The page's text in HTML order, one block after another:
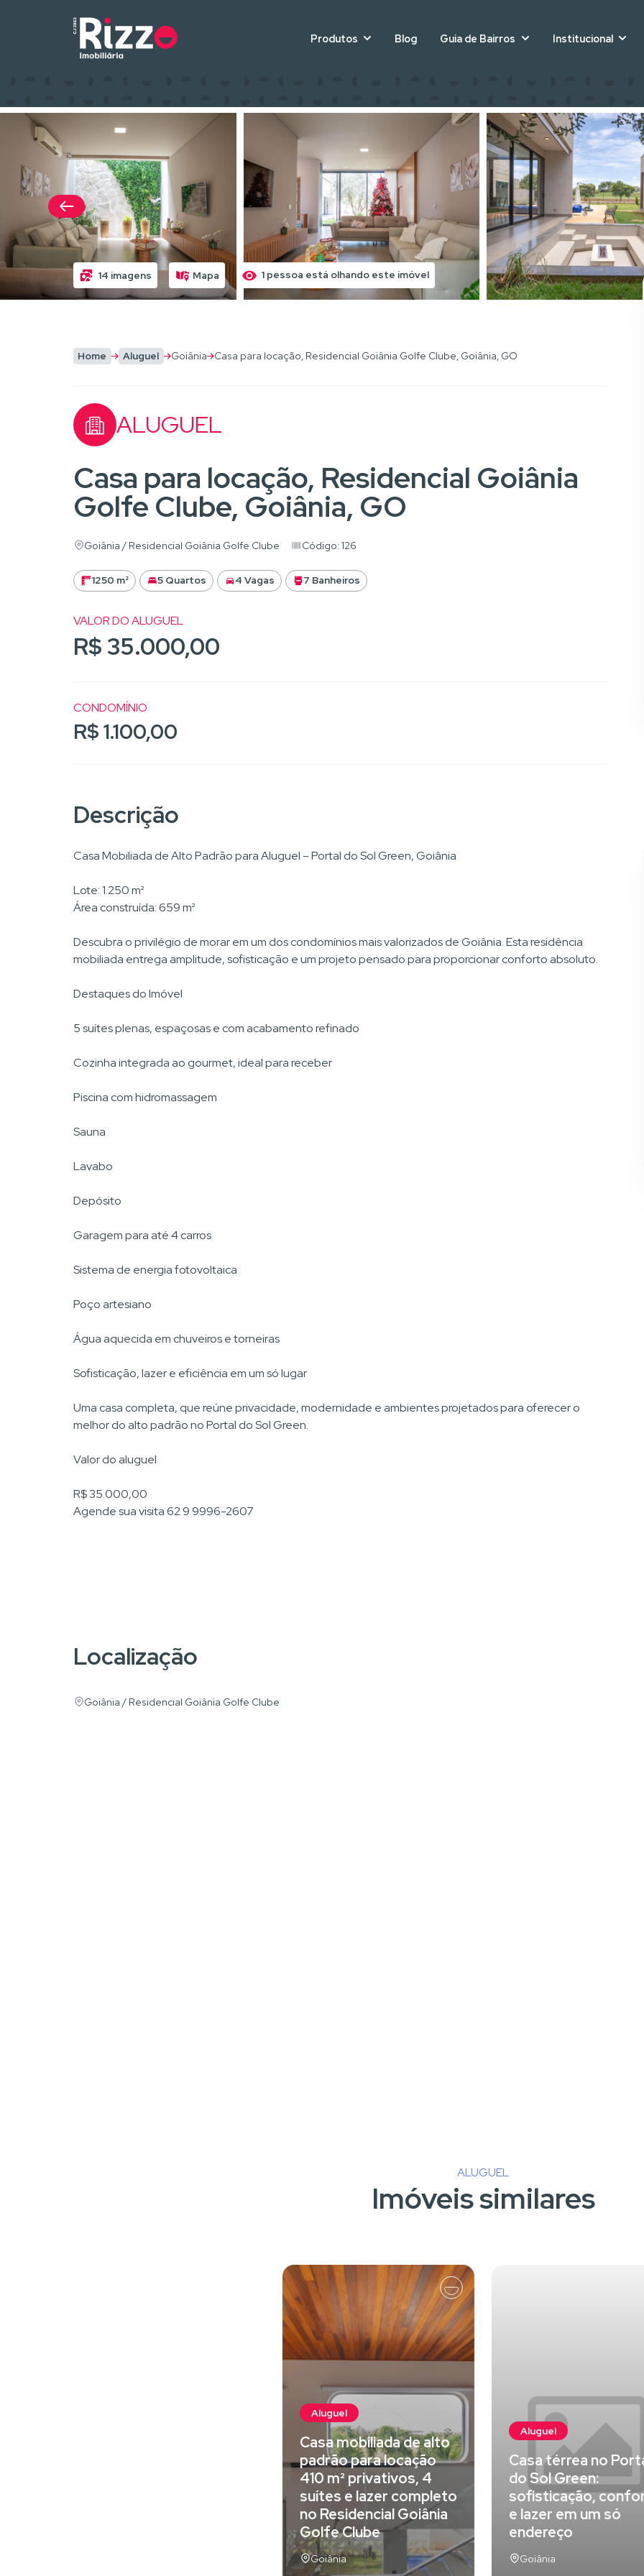
Produtos Blog Guia de Bairros Institucional
14 imagens Mapa 1 pessoa está olhando este imóvel
Home Aluguel Goiânia Casa para locação, Residencial Goiânia Golfe Clube, Goiânia, GO
ALUGUEL
Casa para locação, Residencial Goiânia
Golfe Clube, Goiânia, GO
Goiânia / Residencial Goiânia Golfe Clube Código: 126
1250 m² 5 Quartos 4 Vagas 7 Banheiros
VALOR DO ALUGUEL
R$ 35.000,00
CONDOMÍNIO
R$ 1.100,00
Descrição
Casa Mobiliada de Alto Padrão para Aluguel – Portal do Sol Green, Goiânia
Lote: 1.250 m²
Área construída: 659 m²
Descubra o privilégio de morar em um dos condomínios mais valorizados de Goiânia. Esta residência
mobiliada entrega amplitude, sofisticação e um projeto pensado para proporcionar conforto absoluto.
Destaques do Imóvel
5 suítes plenas, espaçosas e com acabamento refinado
Cozinha integrada ao gourmet, ideal para receber
Piscina com hidromassagem
Sauna
Lavabo
Depósito
Garagem para até 4 carros
Sistema de energia fotovoltaica
Poço artesiano
Água aquecida em chuveiros e torneiras
Sofisticação, lazer e eficiência em um só lugar
Uma casa completa, que reúne privacidade, modernidade e ambientes projetados para oferecer o
melhor do alto padrão no Portal do Sol Green.
Valor do aluguel
R$ 35.000,00
Agende sua visita 62 9 9996-2607
Localização
Goiânia / Residencial Goiânia Golfe Clube
ALUGUEL
Imóveis similares
Aluguel
Casa mobiliada de alto
padrão para locação
410 m² privativos, 4
suítes e lazer completo
no Residencial Goiânia
Golfe Clube
Goiânia
Aluguel
Casa térrea no
do Sol Green:
sofisticação,
e lazer em um só
endereço
Goiânia